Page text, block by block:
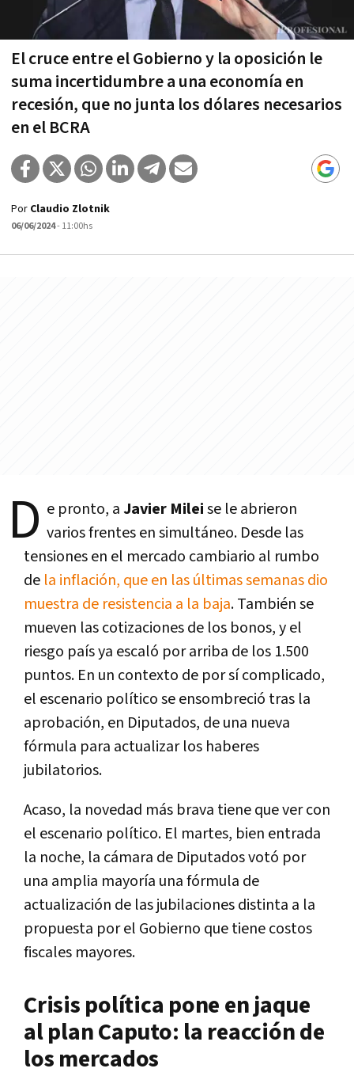
El cruce entre el Gobierno y la oposición le
suma incertidumbre a una economía en
recesión, que no junta los dólares necesarios
en el BCRA
Por Claudio Zlotnik
06/06/2024- 11:00hs
D e pronto, aJavier Mileise le abrieron
varios frentes en simultáneo. Desde las
tensiones en el mercado cambiario al rumbo
de la inflación, que en las últimas semanas dio
muestra de resistencia a la baja. También se
mueven las cotizaciones de los bonos, y el
riesgo país ya escaló por arriba de los 1.500
puntos. En un contexto de por sí complicado,
el escenario político se ensombreció tras la
aprobación, en Diputados, de una nueva
fórmula para actualizar los haberes
jubilatorios.
Acaso, la novedad más brava tiene que ver con
el escenario político. El martes, bien entrada
la noche, la cámara de Diputados votó por
una amplia mayoría una fórmula de
actualización de las jubilaciones distinta a la
propuesta por el Gobierno que tiene costos
fiscales mayores.
Crisis política pone en jaque
al plan Caputo: la reacción de
los mercados